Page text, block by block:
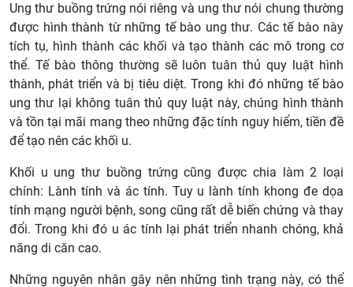
Ung thư buồng trứng nói riêng và ung thư nói chung thường
được hình thành từ những tế bào ung thư. Các tế bào này
tích tụ, hình thành các khối và tạo thành các mô trong cơ
thể. Tế bào thông thường sẽ luôn tuân thủ quy luật hình
thành, phát triển và bị tiêu diệt. Trong khi đó những tế bào
ung thư lại không tuân thủ quy luật này, chúng hình thành
và tồn tại mãi mang theo những đặc tính nguy hiểm, tiền đề
để tạo nên các khối u.
Khối u ung thư buồng trứng cũng được chia làm 2 loại
chính: Lành tính và ác tính. Tuy u lành tính khong đe dọa
tính mạng người bệnh, song cũng rất dễ biến chứng và thay
đổi. Trong khi đó u ác tính lại phát triển nhanh chóng, khả
năng di căn cao.
Những nguyên nhân gây nên những tình trạng này, có thể